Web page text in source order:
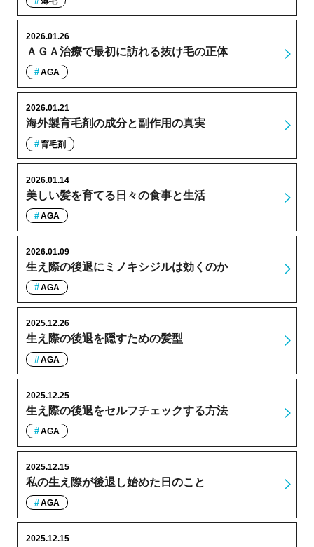
ＡＧＡ治療で最初に訪れる抜け毛の正体
2026.01.26
AGA
海外製育毛剤の成分と副作用の真実
2026.01.21
育毛剤
美しい髪を育てる日々の食事と生活
2026.01.14
AGA
生え際の後退にミノキシジルは効くのか
2026.01.09
AGA
生え際の後退を隠すための髪型
2025.12.26
AGA
生え際の後退をセルフチェックする方法
2025.12.25
AGA
私の生え際が後退し始めた日のこと
2025.12.15
AGA
2025.12.15